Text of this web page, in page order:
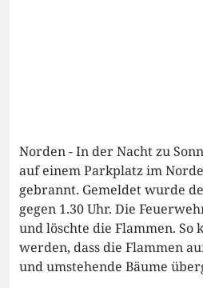
Norden - In der Nacht zu
auf einem Parkplatz im
gebrannt. Gemeldet wurde
gegen 1.30 Uhr. Die
und löschte die Flammen.
werden, dass die Flammen
und umstehende Bäume